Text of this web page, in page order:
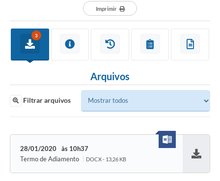
Imprimir
3
Arquivos
Filtrar arquivos
28/01/2020
10h37
Termo de Adiamento
DOCX - 13,26 KB